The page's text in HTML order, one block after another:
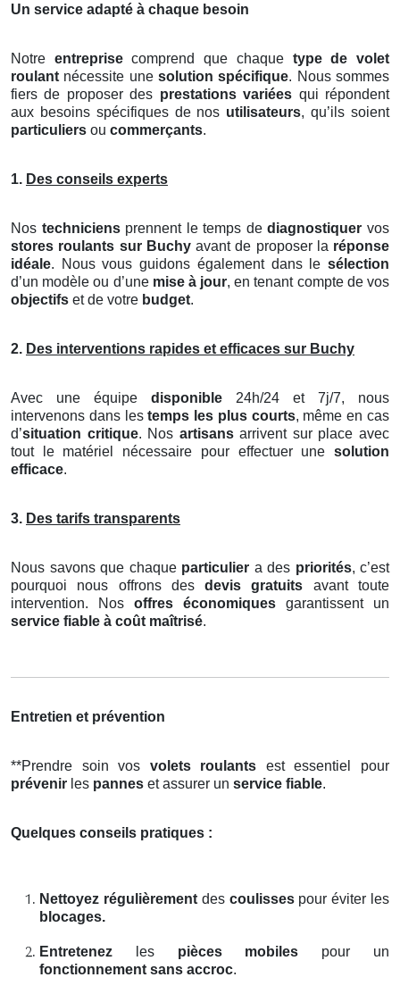
Un service adapté à chaque besoin
Notre entreprisecomprend que chaque type de volet
roulant nécessite une solution spécifique. Nous sommes
fiers de proposer des prestations variées qui répondent
aux besoins spécifiques de nos utilisateurs, qu’ils soient
particuliers ou commerçants.
1. Des conseils experts
Nos techniciensprennent le temps dediagnostiquer vos
stores roulants sur Buchy avant de proposer la réponse
idéale. Nous vous guidons également dans le sélection
d’un modèle ou d’une mise à jour, en tenant compte de vos
objectifs et de votre budget.
2. Des interventions rapides et efficaces sur Buchy
Avec une équipe disponible 24h/24 et 7j/7, nous
intervenons dans lestemps les plus courts, même en cas
d’situation critique. Nos artisansarrivent sur place avec
tout le matériel nécessaire pour effectuer une solution
efficace.
3. Des tarifs transparents
Nous savons que chaque particulier a des priorités, c’est
pourquoi nous offrons desdevis gratuits avant toute
intervention. Nos offres économiques garantissent un
service fiable à coût maîtrisé.
Entretien et prévention
**Prendre soin vos volets roulants est essentiel pour
prévenir les pannes et assurer un service fiable.
Quelques conseils pratiques :
Nettoyez régulièrementdes coulissespour éviter les
blocages.
Entretenez les pièces mobiles pour un
fonctionnement sans accroc.